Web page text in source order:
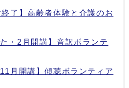
終了】高齢者体験と介護のお
・2月開講】音訳ボランテ
月開講】傾聴ボランティア